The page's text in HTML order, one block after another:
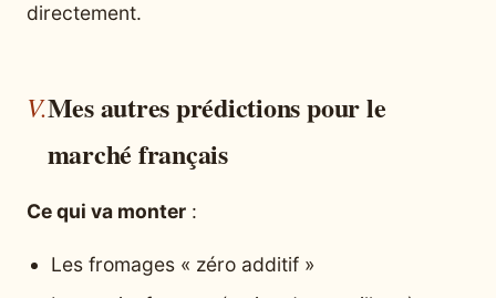
directement.
Mes autres prédictions pour le
marché français
Ce qui va monter :
Les fromages « zéro additif »